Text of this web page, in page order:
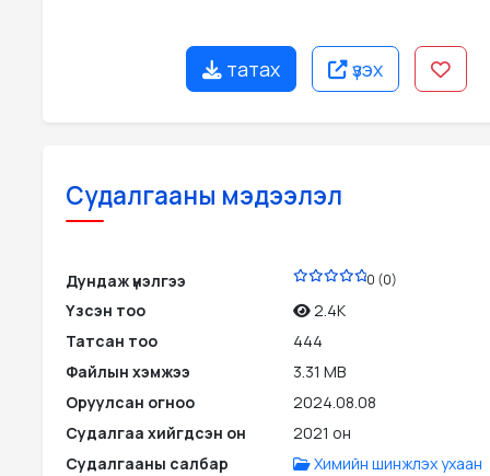
татах үзэх
Судалгааны мэдээлэл
Дундаж үнэлгээ 0 (0)
Үзсэн тоо
2.4K
Татсан тоо
444
Файлын хэмжээ
3.31 MB
Оруулсан огноо
2024.08.08
Судалгаа хийгдсэн он
2021 он
Судалгааны салбар
Химийн шинжлэх ухаан